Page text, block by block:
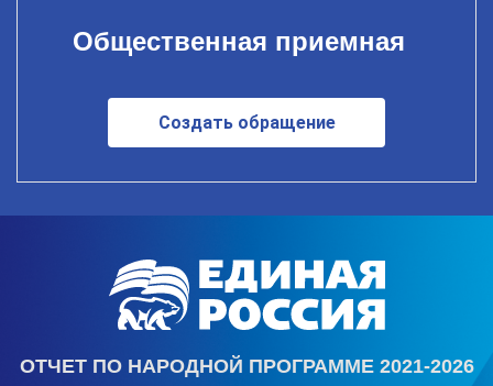
Общественная приемная
Создать обращение
ОТЧЕТ ПО НАРОДНОЙ ПРОГРАММЕ 2021-2026